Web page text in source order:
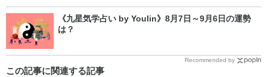
《九星気学占い by Youlin》8月7日～9月6日の運勢
は？
Recommended by
この記事に関連する記事